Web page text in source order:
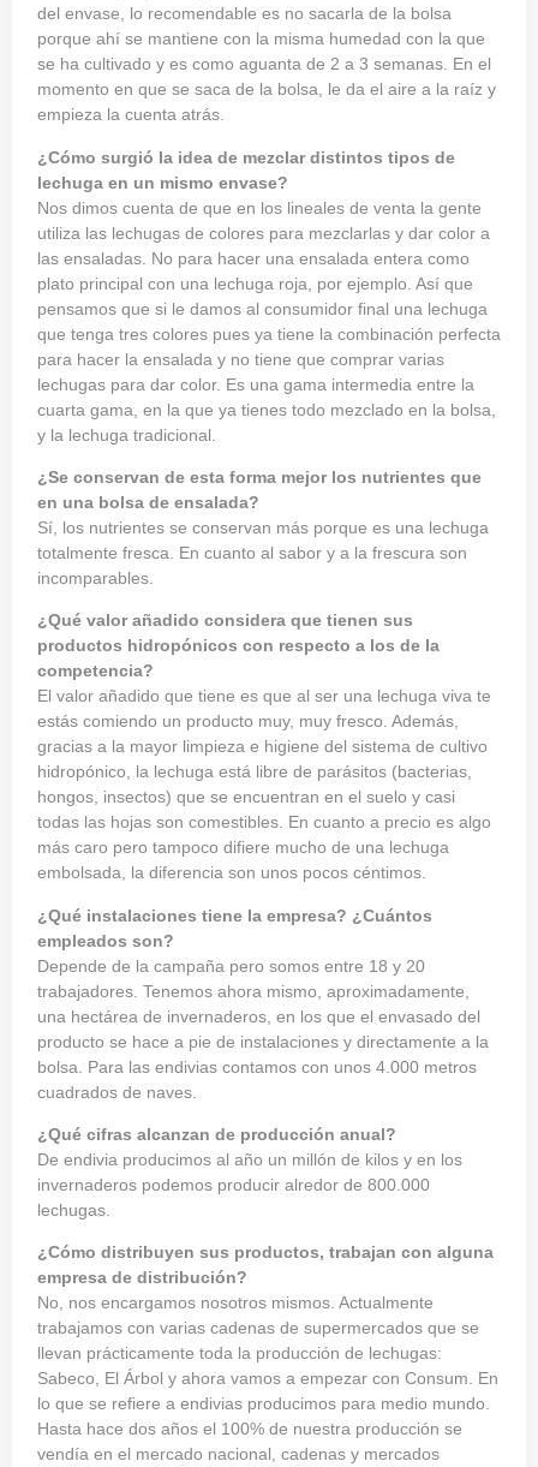
del envase, lo recomendable es no sacarla de la bolsa
porque ahí se mantiene con la misma humedad con la que
se ha cultivado y es como aguanta de 2 a 3 semanas. En el
momento en que se saca de la bolsa, le da el aire a la raíz y
empieza la cuenta atrás.
¿Cómo surgió la idea de mezclar distintos tipos de
lechuga en un mismo envase?
Nos dimos cuenta de que en los lineales de venta la gente
utiliza las lechugas de colores para mezclarlas y dar color a
las ensaladas. No para hacer una ensalada entera como
plato principal con una lechuga roja, por ejemplo. Así que
pensamos que si le damos al consumidor final una lechuga
que tenga tres colores pues ya tiene la combinación perfecta
para hacer la ensalada y no tiene que comprar varias
lechugas para dar color. Es una gama intermedia entre la
cuarta gama, en la que ya tienes todo mezclado en la bolsa,
y la lechuga tradicional.
¿Se conservan de esta forma mejor los nutrientes que
en una bolsa de ensalada?
Sí, los nutrientes se conservan más porque es una lechuga
totalmente fresca. En cuanto al sabor y a la frescura son
incomparables.
¿Qué valor añadido considera que tienen sus
productos hidropónicos con respecto a los de la
competencia?
El valor añadido que tiene es que al ser una lechuga viva te
estás comiendo un producto muy, muy fresco. Además,
gracias a la mayor limpieza e higiene del sistema de cultivo
hidropónico, la lechuga está libre de parásitos (bacterias,
hongos, insectos) que se encuentran en el suelo y casi
todas las hojas son comestibles. En cuanto a precio es algo
más caro pero tampoco difiere mucho de una lechuga
embolsada, la diferencia son unos pocos céntimos.
¿Qué instalaciones tiene la empresa? ¿Cuántos
empleados son?
Depende de la campaña pero somos entre 18 y 20
trabajadores. Tenemos ahora mismo, aproximadamente,
una hectárea de invernaderos, en los que el envasado del
producto se hace a pie de instalaciones y directamente a la
bolsa. Para las endivias contamos con unos 4.000 metros
cuadrados de naves.
¿Qué cifras alcanzan de producción anual?
De endivia producimos al año un millón de kilos y en los
invernaderos podemos producir alredor de 800.000
lechugas.
¿Cómo distribuyen sus productos, trabajan con alguna
empresa de distribución?
No, nos encargamos nosotros mismos. Actualmente
trabajamos con varias cadenas de supermercados que se
llevan prácticamente toda la producción de lechugas:
Sabeco, El Árbol y ahora vamos a empezar con Consum. En
lo que se refiere a endivias producimos para medio mundo.
Hasta hace dos años el 100% de nuestra producción se
vendía en el mercado nacional, cadenas y mercados